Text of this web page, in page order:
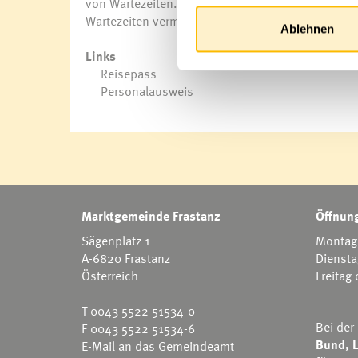
Ablehnen
Wartezeiten vermieden werden.
Links
Reisepass
Personalausweis
Marktgemeinde Frastanz
Sägenplatz 1
A-6820 Frastanz
Österreich
T0043 5522 51534-0
F 0043 5522 51534-6
E-Mail an das Gemeindeamt
Freitag
Bei
Bund,